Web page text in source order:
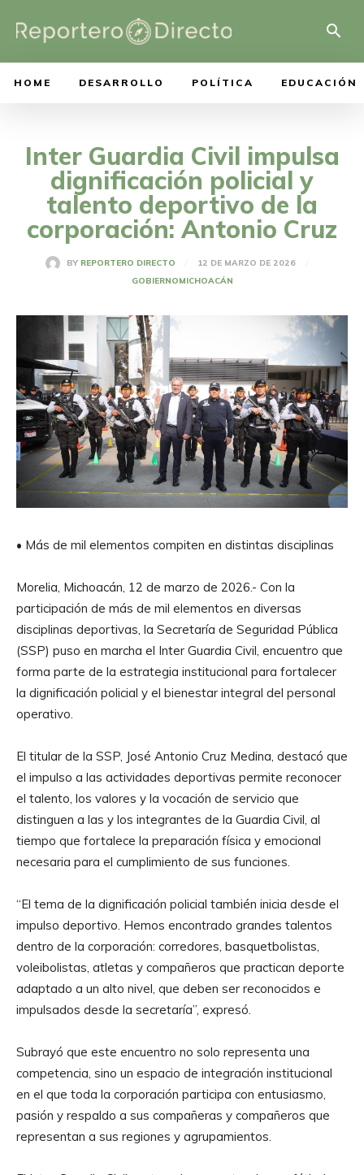
HOME DESARROLLO POLÍTICA EDUCACIÓN
Inter Guardia Civil impulsa
dignificación policial y
talento deportivo de la
corporación: Antonio Cruz
BY REPORTERO DIRECTO
12 DE MARZO DE 2026
GOBIERNOMICHOACÁN
• Más de mil elementos compiten en distintas disciplinas
Morelia, Michoacán, 12 de marzo de 2026.- Con la
participación de más de mil elementos en diversas
disciplinas deportivas, la Secretaría de Seguridad Pública
(SSP) puso en marcha el Inter Guardia Civil, encuentro que
forma parte de la estrategia institucional para fortalecer
la dignificación policial y el bienestar integral del personal
operativo.
El titular de la SSP, José Antonio Cruz Medina, destacó que
el impulso a las actividades deportivas permite reconocer
el talento, los valores y la vocación de servicio que
distinguen a las y los integrantes de la Guardia Civil, al
tiempo que fortalece la preparación física y emocional
necesaria para el cumplimiento de sus funciones.
“El tema de la dignificación policial también inicia desde el
impulso deportivo. Hemos encontrado grandes talentos
dentro de la corporación: corredores, basquetbolistas,
voleibolistas, atletas y compañeros que practican deporte
adaptado a un alto nivel, que deben ser reconocidos e
impulsados desde la secretaría”, expresó.
Subrayó que este encuentro no solo representa una
competencia, sino un espacio de integración institucional
en el que toda la corporación participa con entusiasmo,
pasión y respaldo a sus compañeras y compañeros que
representan a sus regiones y agrupamientos.